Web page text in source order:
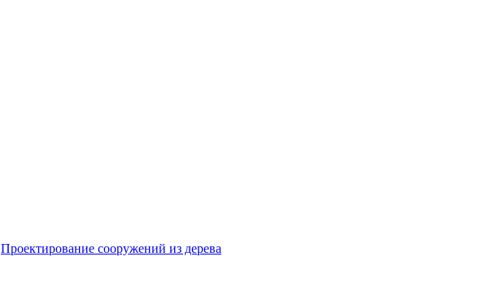
Проектирование сооружений из дерева